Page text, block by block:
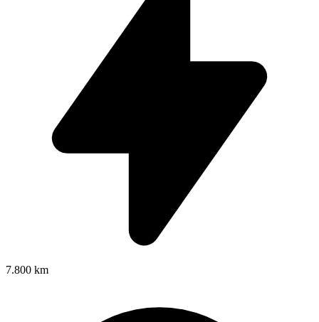
7.800 km